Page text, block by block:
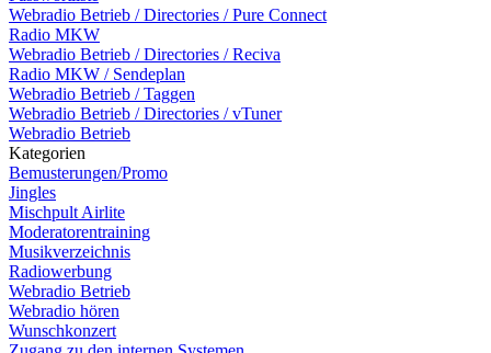
Webradio Betrieb / Directories / Pure Connect
Radio MKW
Webradio Betrieb / Directories / Reciva
Radio MKW / Sendeplan
Webradio Betrieb / Taggen
Webradio Betrieb / Directories / vTuner
Webradio Betrieb
Kategorien
Bemusterungen/Promo
Jingles
Mischpult Airlite
Moderatorentraining
Musikverzeichnis
Radiowerbung
Webradio Betrieb
Webradio hören
Wunschkonzert